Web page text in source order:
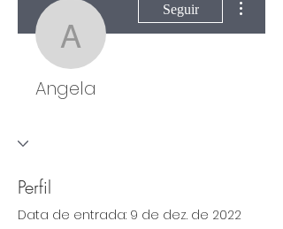
Angela
Seguir
Angela
Perfil
Data de entrada: 9 de dez. de 2022